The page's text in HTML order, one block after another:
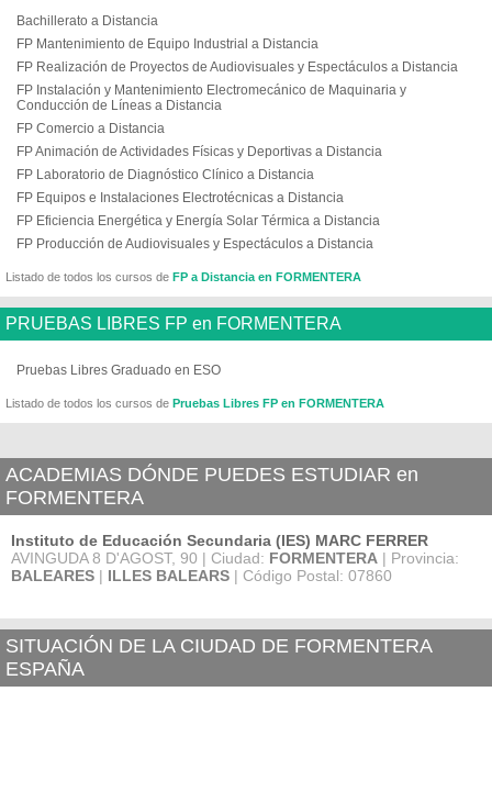
Bachillerato a Distancia
FP Mantenimiento de Equipo Industrial a Distancia
FP Realización de Proyectos de Audiovisuales y Espectáculos a Distancia
FP Instalación y Mantenimiento Electromecánico de Maquinaria y
Conducción de Líneas a Distancia
FP Comercio a Distancia
FP Animación de Actividades Físicas y Deportivas a Distancia
FP Laboratorio de Diagnóstico Clínico a Distancia
FP Equipos e Instalaciones Electrotécnicas a Distancia
FP Eficiencia Energética y Energía Solar Térmica a Distancia
FP Producción de Audiovisuales y Espectáculos a Distancia
Listado de todos los cursos de FP a Distancia en FORMENTERA
PRUEBAS LIBRES FP en FORMENTERA
Pruebas Libres Graduado en ESO
Listado de todos los cursos de Pruebas Libres FP en FORMENTERA
ACADEMIAS DÓNDE PUEDES ESTUDIAR en
FORMENTERA
Instituto de Educación Secundaria (IES) MARC FERRER
AVINGUDA 8 D'AGOST, 90 | Ciudad: FORMENTERA | Provincia:
BALEARES | ILLES BALEARS | Código Postal: 07860
SITUACIÓN DE LA CIUDAD DE FORMENTERA
ESPAÑA